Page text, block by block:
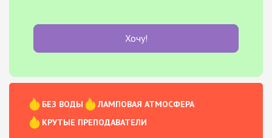
Хочу!
БЕЗ ВОДЫ
ЛАМПОВАЯ АТМОСФЕРА
КРУТЫЕ ПРЕПОДАВАТЕЛИ